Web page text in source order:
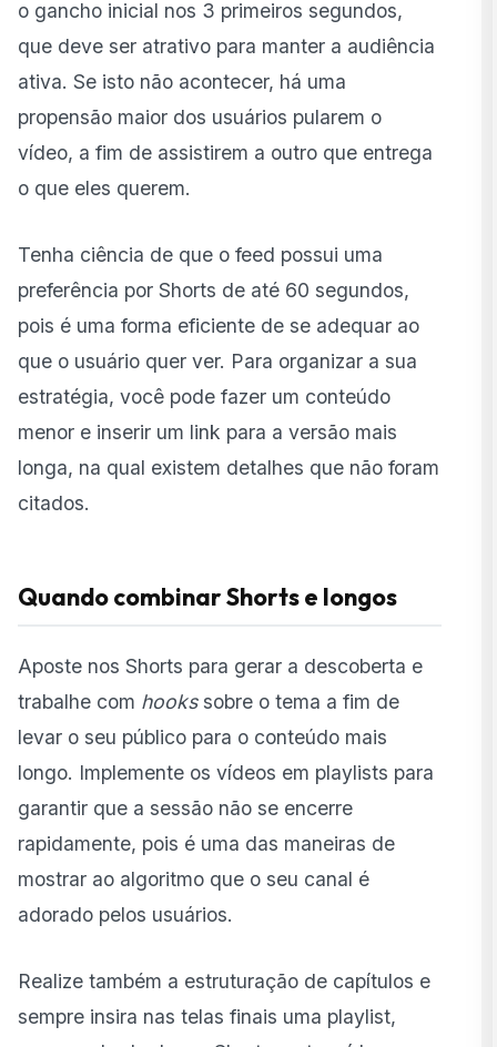
o gancho inicial nos 3 primeiros segundos,
que deve ser atrativo para manter a audiência
ativa. Se isto não acontecer, há uma
propensão maior dos usuários pularem o
vídeo, a fim de assistirem a outro que entrega
o que eles querem.
Tenha ciência de que o feed possui uma
preferência por Shorts de até 60 segundos,
pois é uma forma eficiente de se adequar ao
que o usuário quer ver. Para organizar a sua
estratégia, você pode fazer um conteúdo
menor e inserir um link para a versão mais
longa, na qual existem detalhes que não foram
citados.
Quando combinar Shorts e longos
Aposte nos Shorts para gerar a descoberta e
trabalhe com hookssobre o tema a fim de
levar o seu público para o conteúdo mais
longo. Implemente os vídeos em playlists para
garantir que a sessão não se encerre
rapidamente, pois é uma das maneiras de
mostrar ao algoritmo que o seu canal é
adorado pelos usuários.
Realize também a estruturação de capítulos e
sempre insira nas telas finais uma playlist,